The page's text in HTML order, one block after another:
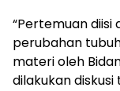
“Pertemuan
perubahan
materi oleh
dilakukan